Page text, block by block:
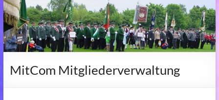
MitCom Mitgliederverwaltung